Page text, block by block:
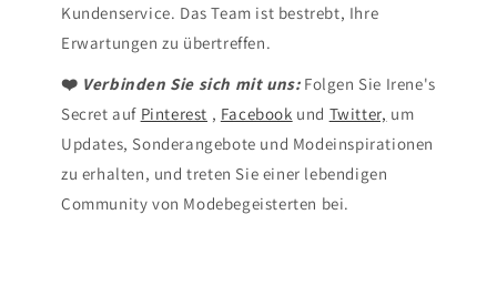
Kundenservice. Das Team ist bestrebt, Ihre
Erwartungen zu übertreffen.
❤️ Verbinden Sie sich mit uns:Folgen Sie Irene's
Secret auf Pinterest , Facebook und Twitter, um
Updates, Sonderangebote und Modeinspirationen
zu erhalten, und treten Sie einer lebendigen
Community von Modebegeisterten bei.